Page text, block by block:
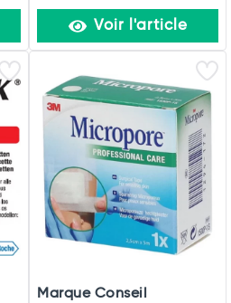
Voir l'article
Marque Conseil